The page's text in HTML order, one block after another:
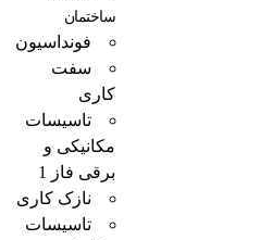
ساختمان
فونداسیون
سفت
کاری
تاسیسات
مکانیکی و
برقی فاز 1
نازک کاری
تاسیسات